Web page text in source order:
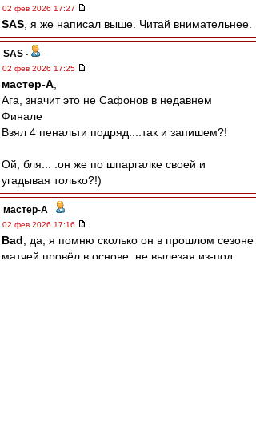
02 фев 2026 17:27
SAS , я же написал выше. Читай внимательнее.
SAS -
02 фев 2026 17:25
мастер-А
Ага, значит это не Сафонов в недавнем
Финале
Взял 4 пенальти подряд....так и запишем?!
Ой, бля... .он же по шпаргалке своей и
угадывая только?!)
мастер-А -
02 фев 2026 17:16
Bad , да, я помню сколько он в прошлом сезоне
матчей провёл в основе, не вылезая из-под